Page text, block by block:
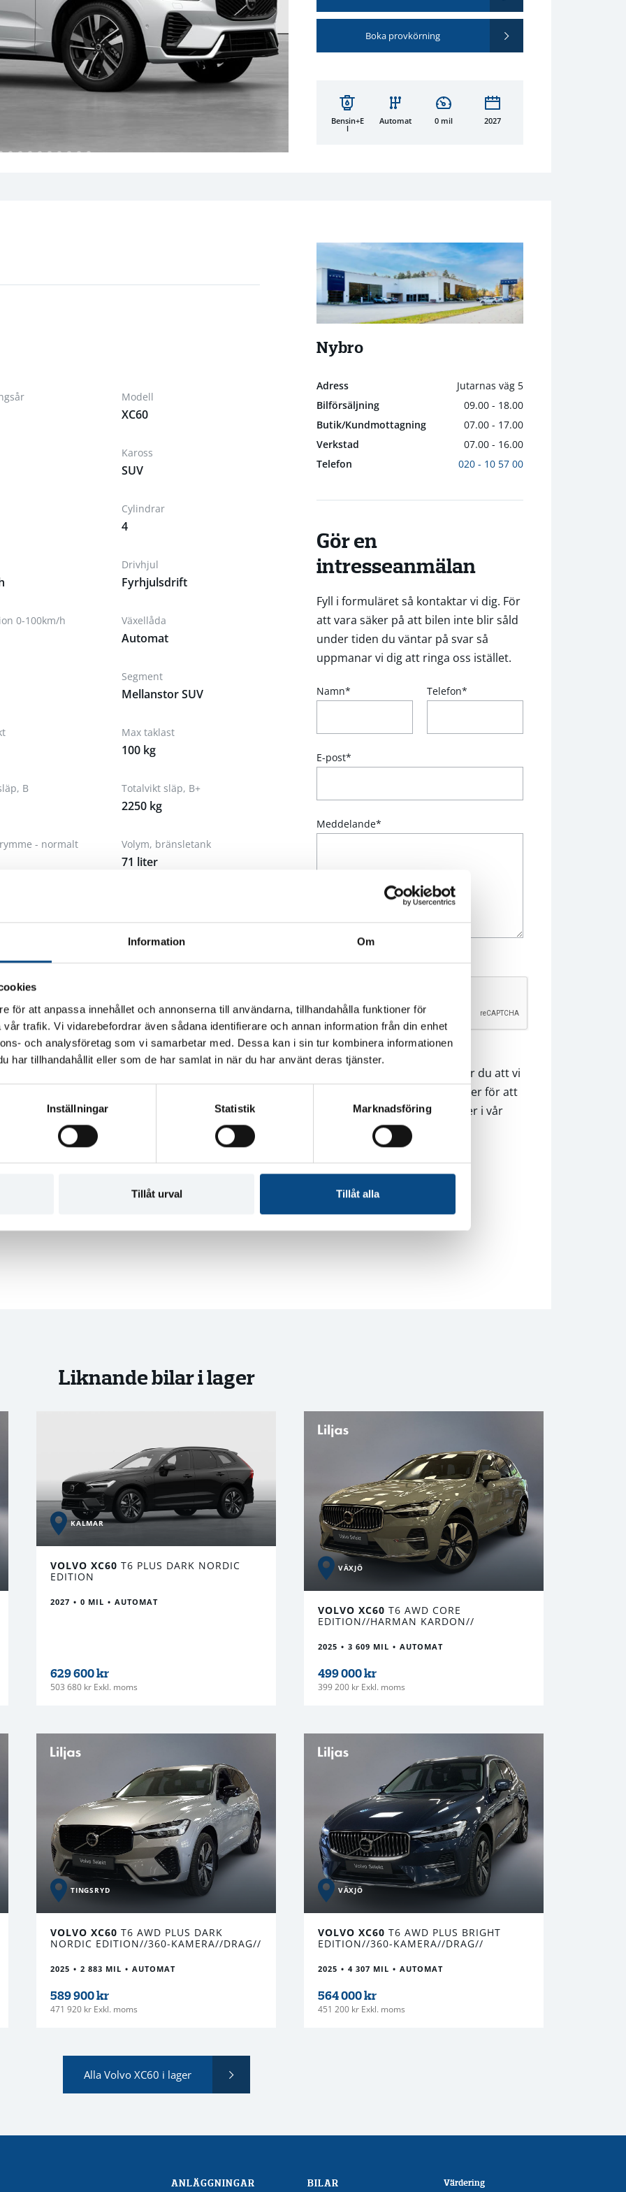
Information Om
för att anpassa innehållet och annonserna till användarna, tillhandahålla funktioner för
trafik. Vi vidarebefordrar även sådana identifierare och annan information från din enhet
och analysföretag som vi samarbetar med. Dessa kan i sin tur kombinera informationen
har tillhandahållit eller som de har samlat in när du har använt deras tjänster.
Inställningar Statistik Marknadsföring
Tillåt urval Tillåt alla
Boka provkörning
Bensin+E
l
Automat 0 mil 2027
Modell
XC60
Kaross
SUV
Cylindrar
4
Drivhjul
Fyrhjulsdrift
0-100km/h Växellåda
Automat
Segment
Mellanstor SUV
Max taklast
100 kg
B Totalvikt släp, B+
2250 kg
- normalt Volym, bränsletank
71 liter
Ort
Nybro
Nybro
Adress
Jutarnas väg 5
Bilförsäljning
09.00 - 18.00
Butik/Kundmottagning
07.00 - 17.00
Verkstad
07.00 - 16.00
Telefon
020 - 10 57 00
Gör en
intresseanmälan
Fyll i formuläret så kontaktar vi dig. För
att vara säker på att bilen inte blir såld
under tiden du väntar på svar så
uppmanar vi dig att ringa oss istället.
Namn* Telefon*
E-post*
Meddelande*
CAPTCHA
Genom att skicka in denna
intresseanmälning godkänner du att vi
använder dina personuppgifter för att
hantera din förfrågan. Läs mer i vår
integritetspolicy.
Liknande bilar i lager
KALMAR
VOLVO XC60 T6 PLUS DARK NORDIC
EDITION
2027 0 MIL AUTOMAT
629 600 kr
503 680 kr Exkl. moms
VÄXJÖ
VOLVO XC60 T6 AWD CORE
EDITION//HARMAN KARDON//
2025 3 609 MIL AUTOMAT
499 000 kr
399 200 kr Exkl. moms
TINGSRYD
VOLVO XC60 T6 AWD PLUS DARK
NORDIC EDITION//360-KAMERA//DRAG//
2025 2 883 MIL AUTOMAT
589 900 kr
471 920 kr Exkl. moms
VÄXJÖ
VOLVO XC60 T6 AWD PLUS BRIGHT
EDITION//360-KAMERA//DRAG//
2025 4 307 MIL AUTOMAT
564 000 kr
451 200 kr Exkl. moms
Alla Volvo XC60 i lager
ANLÄGGNINGAR BILAR Värdering